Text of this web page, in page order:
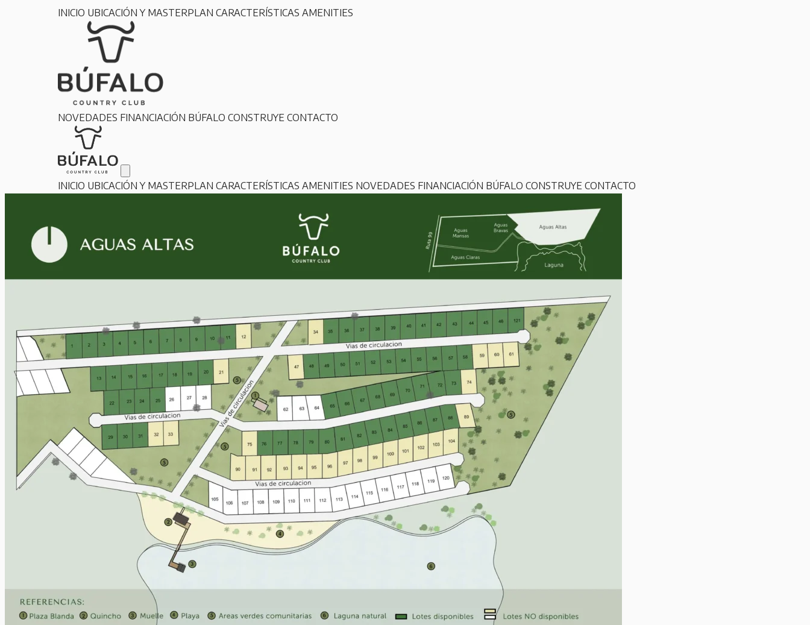
INICIO UBICACIÓN Y MASTERPLAN CARACTERÍSTICAS AMENITIES
NOVEDADES FINANCIACIÓN BÚFALO CONSTRUYE CONTACTO
INICIO UBICACIÓN Y MASTERPLAN CARACTERÍSTICAS AMENITIES NOVEDADES FINANCIACIÓN BÚFALO CONSTRUYE CONTACTO